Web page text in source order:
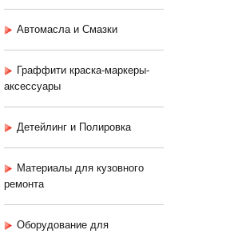
Автомасла и Смазки
Граффити краска-маркеры-
аксессуары
Детейлинг и Полировка
Материалы для кузовного
ремонта
Оборудование для